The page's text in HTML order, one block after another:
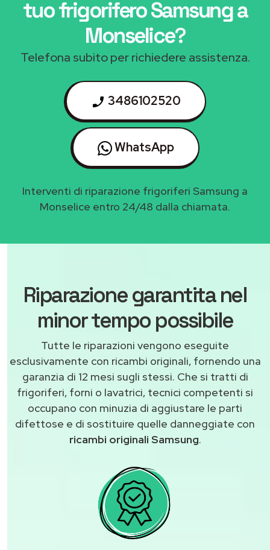
tuo frigorifero Samsung a
Monselice?
Telefona subito per richiedere assistenza.
3486102520
WhatsApp
Interventi di riparazione frigoriferi Samsung a
Monselice entro 24/48 dalla chiamata.
Riparazione garantita nel
minor tempo possibile
Tutte le riparazioni vengono eseguite
esclusivamente con ricambi originali, fornendo una
garanzia di 12 mesi sugli stessi. Che si tratti di
frigoriferi, forni o lavatrici, tecnici competenti si
occupano con minuzia di aggiustare le parti
difettose e di sostituire quelle danneggiate con
ricambi originali Samsung.